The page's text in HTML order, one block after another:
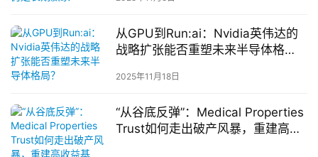
从GPU到Run:ai：Nvidia英伟达的
战略扩张能否重塑未来半导体格
2025年11月18日
“从谷底反弹”：Medical Properties
Trust如何走出破产风暴，重建高收